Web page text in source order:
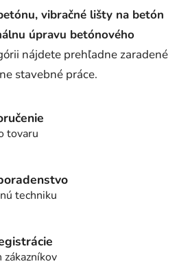
vibračné lišty na betón
úpravu betónového
nájdete prehľadne zaradené
stavebné práce.
tovaru
techniku